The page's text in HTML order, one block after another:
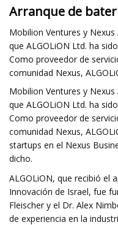
Arranque de
Mobilion Ventures y
que ALGOLiON Ltd. ha
Como proveedor de
comunidad Nexus,
Mobilion Ventures y
que ALGOLiON Ltd. ha
Como proveedor de
comunidad Nexus,
startups en el Nexus
dicho.
ALGOLiON, que recibió el
Innovación de Israel, fue
Fleischer y el Dr. Alex
de experiencia en la